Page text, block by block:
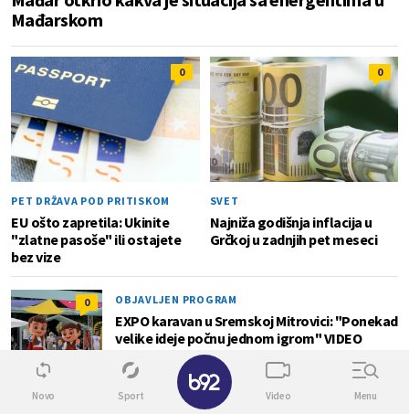
Mađarskom
0
PET DRŽAVA POD PRITISKOM
EU ošto zapretila: Ukinite
"zlatne pasoše" ili ostajete
bez vize
0
SVET
Najniža godišnja inflacija u
Grčkoj u zadnjih pet meseci
0 OBJAVLJEN PROGRAM
EXPO karavan u Sremskoj Mitrovici: "Ponekad
velike ideje počnu jednom igrom" VIDEO
Novo Sport Video Menu
✕